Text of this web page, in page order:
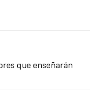
que enseñarán